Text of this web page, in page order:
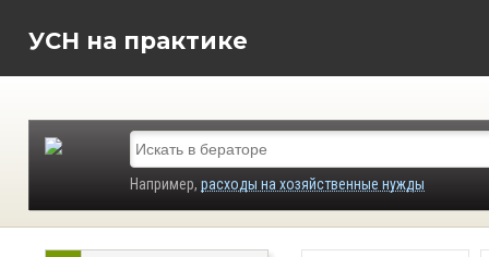
УСН на практике
Например, расходы на хозяйственные нужды